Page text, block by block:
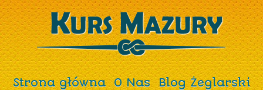
Strona główna O Nas
Blog Żeglarski